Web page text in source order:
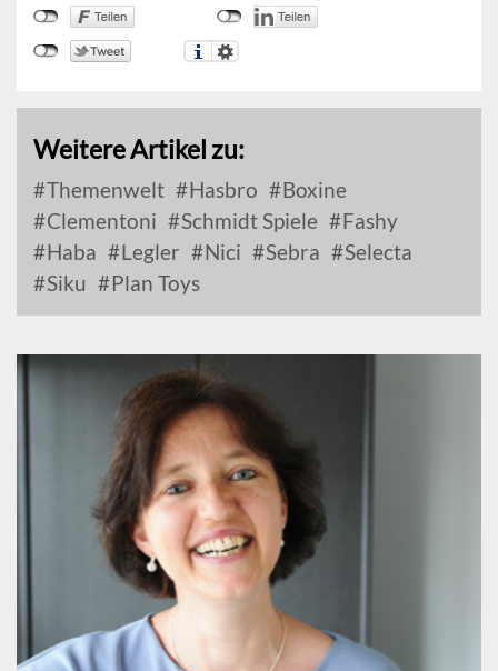
Weitere Artikel zu:
Themenwelt Hasbro
Boxine
Clementoni
Schmidt Spiele
Fashy
Haba
Legler Nici Sebra
Selecta
Siku
Plan Toys